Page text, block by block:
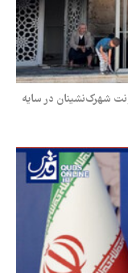
شهرک‌نشینان در سایه